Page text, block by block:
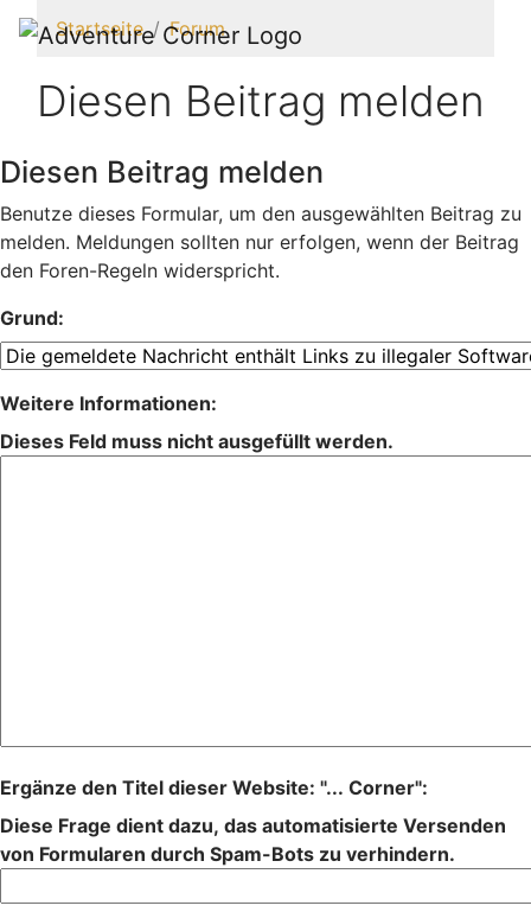
Startseite Forum
Diesen Beitrag melden
Diesen Beitrag melden
Benutze dieses Formular, um den ausgewählten Beitrag zu
melden. Meldungen sollten nur erfolgen, wenn der Beitrag
den Foren-Regeln widerspricht.
Grund:
Weitere Informationen:
Dieses Feld muss nicht ausgefüllt werden.
Ergänze den Titel dieser Website: "... Corner":
Diese Frage dient dazu, das automatisierte Versenden
von Formularen durch Spam-Bots zu verhindern.